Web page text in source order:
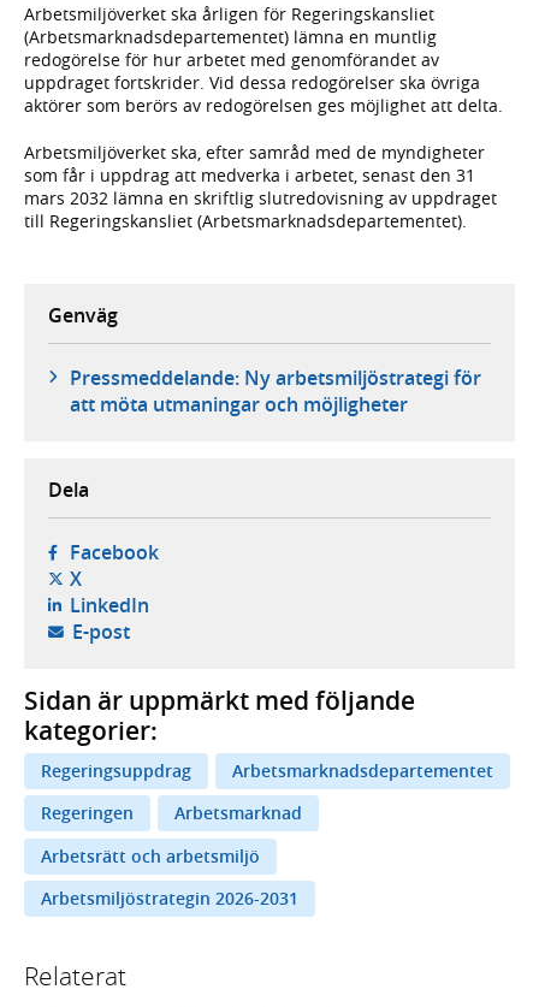
Arbetsmiljöverket ska årligen för Regeringskansliet
(Arbetsmarknadsdepartementet) lämna en muntlig
redogörelse för hur arbetet med genomförandet av
uppdraget fortskrider. Vid dessa redogörelser ska övriga
aktörer som berörs av redogörelsen ges möjlighet att delta.
Arbetsmiljöverket ska, efter samråd med de myndigheter
som får i uppdrag att medverka i arbetet, senast den 31
mars 2032 lämna en skriftlig slutredovisning av uppdraget
till Regeringskansliet (Arbetsmarknadsdepartementet).
Genväg
Pressmeddelande: Ny arbetsmiljöstrategi för
att möta utmaningar och möjligheter
Dela
Facebook- öppnas i ny flik, extern webbplats,
X- öppnas i ny flik, extern webbplats,
LinkedIn- öppnas i ny flik, extern webbplats,
E-post- öppnar din e-postklient,
Sidan är uppmärkt med följande
kategorier:
Regeringsuppdrag
Arbetsmarknadsdepartementet
Regeringen
Arbetsmarknad
Arbetsrätt och arbetsmiljö
Arbetsmiljöstrategin 2026-2031
Relaterat